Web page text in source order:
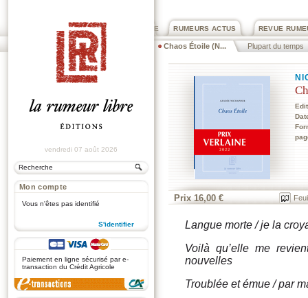
REVUE
RUMEURS ACTUS
PRIX ROGER DEXTRE
Chaos Étoile (N... Plupart du temps
vendredi 07 août 2026
Mon compte
Vous n'êtes pas identifié
S'identifier
Paiement en ligne sécurisé par e-
transaction du Crédit Agricole
Prix 16,00 €
Langue morte / je la
Voilà qu’elle me
nouvelles
Troublée et émue / par